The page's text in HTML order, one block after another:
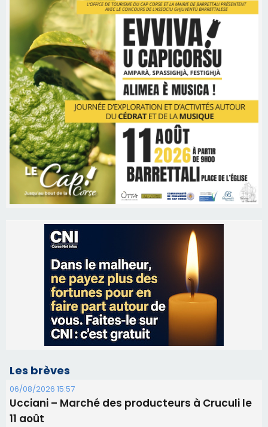
Les brèves
06/08/2026 15:57
Ucciani – Marché des producteurs à Cruculi le
11 août